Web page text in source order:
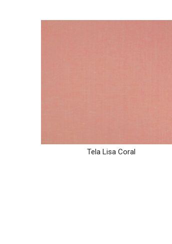
Tela Lisa Coral